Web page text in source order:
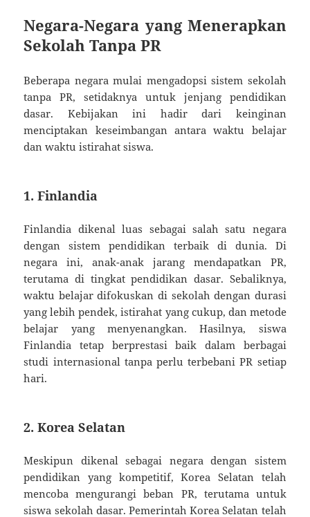
Negara-Negara yang Menerapkan
Sekolah Tanpa PR
Beberapa negara mulai mengadopsi sistem sekolah
tanpa PR, setidaknya untuk jenjang pendidikan
dasar. Kebijakan ini hadir dari keinginan
menciptakan keseimbangan antara waktu belajar
dan waktu istirahat siswa.
1. Finlandia
Finlandia dikenal luas sebagai salah satu negara
dengan sistem pendidikan terbaik di dunia. Di
negara ini, anak-anak jarang mendapatkan PR,
terutama di tingkat pendidikan dasar. Sebaliknya,
waktu belajar difokuskan di sekolah dengan durasi
yang lebih pendek, istirahat yang cukup, dan metode
belajar yang menyenangkan. Hasilnya, siswa
Finlandia tetap berprestasi baik dalam berbagai
studi internasional tanpa perlu terbebani PR setiap
hari.
2. Korea Selatan
Meskipun dikenal sebagai negara dengan sistem
pendidikan yang kompetitif, Korea Selatan telah
mencoba mengurangi beban PR, terutama untuk
siswa sekolah dasar. Pemerintah Korea Selatan telah